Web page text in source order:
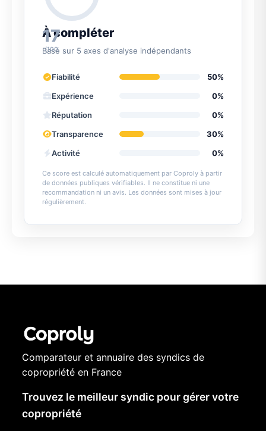
17
/100
À compléter
Basé sur 5 axes d'analyse indépendants
Fiabilité
50%
Expérience
0%
Réputation
0%
Transparence
30%
Activité
0%
Ce score est calculé automatiquement par Coproly à partir
de données publiques vérifiables. Il ne constitue ni une
recommandation ni un avis. Les données sont mises à jour
régulièrement.
Comparateur et annuaire des syndics de
copropriété en France
Trouvez le meilleur syndic pour gérer votre
copropriété